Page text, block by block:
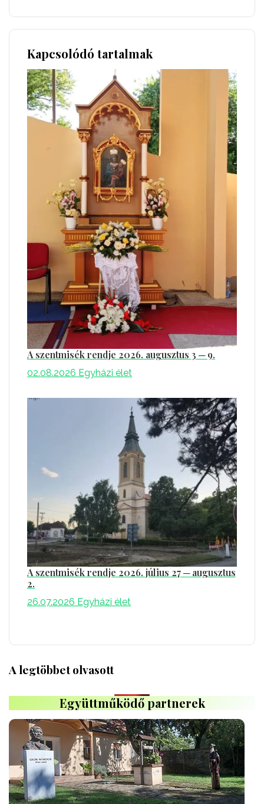
Kapcsolódó tartalmak
A szentmisék rendje 2026. augusztus 3 ─ 9.
02.08.2026 Egyházi élet
A szentmisék rendje 2026. július 27 ─ augusztus
2.
26.07.2026 Egyházi élet
A legtöbbet olvasott
Együttműködő partnerek